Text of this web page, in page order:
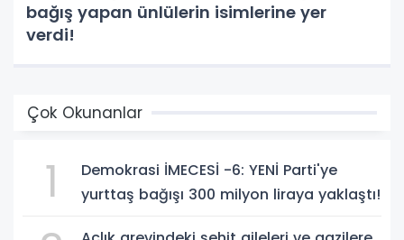
bağış yapan ünlülerin isimlerine yer
verdi!
Çok Okunanlar
1
Demokrasi İMECESİ -6: YENİ Parti'ye
yurttaş bağışı 300 milyon liraya yaklaştı!